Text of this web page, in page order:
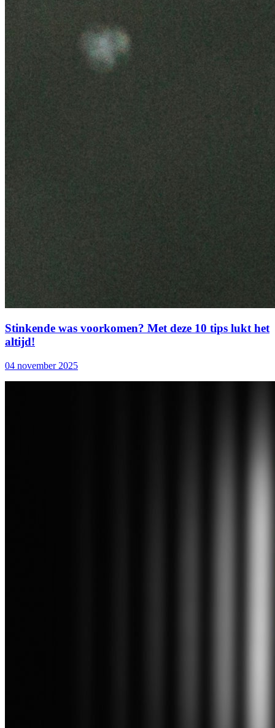
Stinkende was voorkomen? Met deze 10 tips lukt het
altijd!
04 november 2025